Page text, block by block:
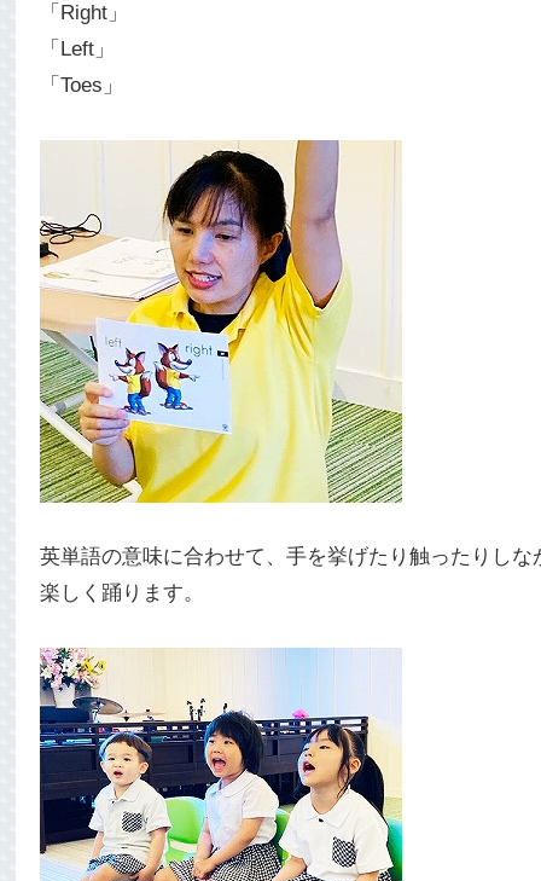
「Right」
「Left」
「Toes」
英単語の意味に合わせて、手を挙げたり触ったりしな
楽しく踊ります。